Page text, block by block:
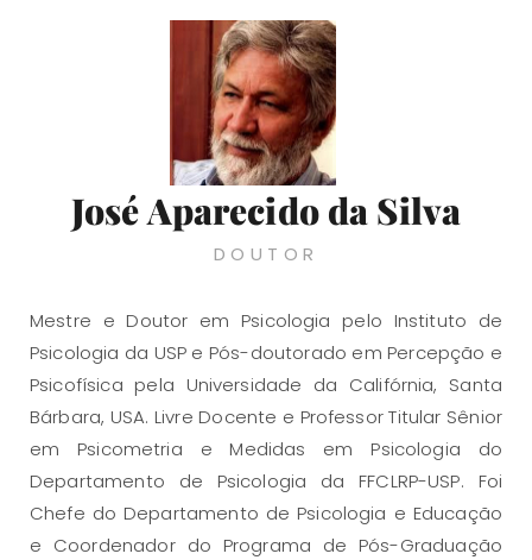
José Aparecido da Silva
DOUTOR
Mestre e Doutor em Psicologia pelo Instituto de
Psicologia da USP e Pós-doutorado em Percepção e
Psicofísica pela Universidade da Califórnia, Santa
Bárbara, USA. Livre Docente e Professor Titular Sênior
em Psicometria e Medidas em Psicologia do
Departamento de Psicologia da FFCLRP-USP. Foi
Chefe do Departamento de Psicologia e Educação
e Coordenador do Programa de Pós-Graduação